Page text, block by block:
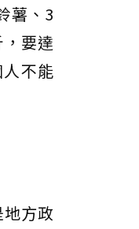
薯、3
要達
不能
方政